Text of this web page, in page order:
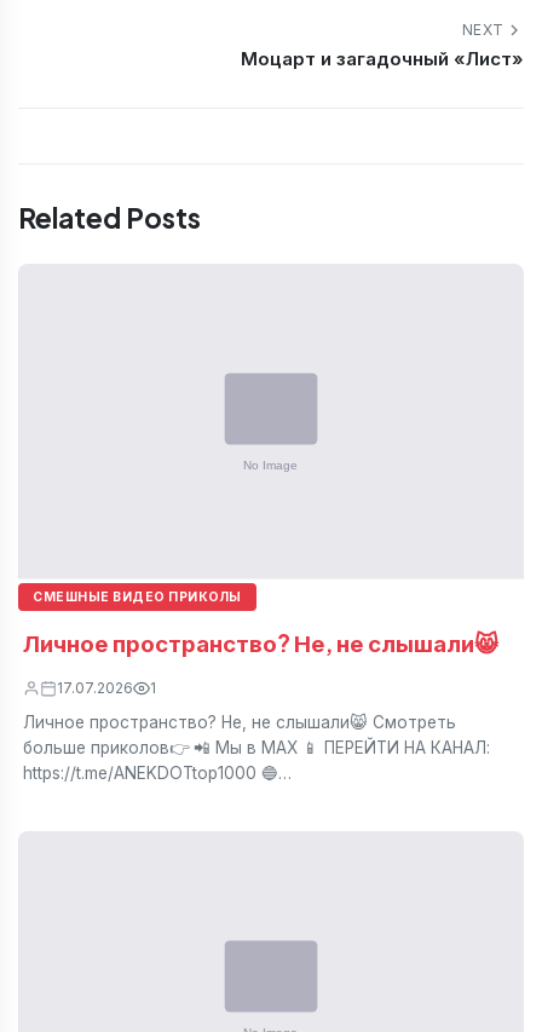
NEXT
Моцарт и загадочный «Лист»
Related Posts
СМЕШНЫЕ ВИДЕО ПРИКОЛЫ
Личное пространство? Не, не слышали😸
17.07.2026 1
Личное пространство? Не, не слышали😸 Смотреть
больше приколов👉 📲 Мы в МАХ 📱 ПЕРЕЙТИ НА КАНАЛ:
https://t.me/ANEKDOTtop1000 🔵…